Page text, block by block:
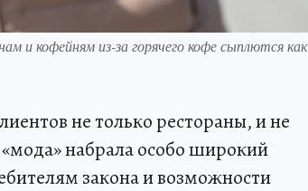
и кофейням из-за горячего кофе сыплются как
не только рестораны, и не
набрала особо широкий
закона и возможности